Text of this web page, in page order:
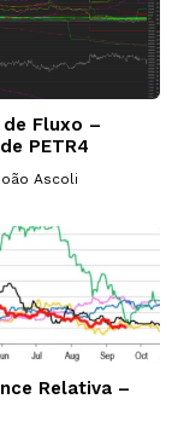
de Fluxo –
PETR4
Ascoli
Relativa –